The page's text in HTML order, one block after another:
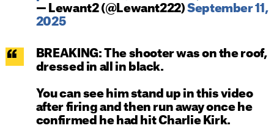
— Lewant2 (@Lewant222)September 11,
2025
BREAKING: The shooter was on the roof,
dressed in all in black.
You can see him stand up in this video
after firing and then run away once he
confirmed he had hit Charlie Kirk.